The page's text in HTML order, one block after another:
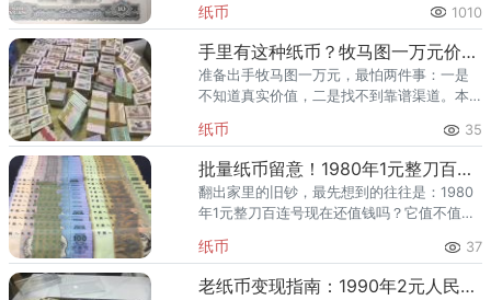
市场，流通时间长达三十余年。这张纸币不
仅在经济
纸币 1010
手里有这种纸币？牧马图一万元价格，别当零钱花了
准备出手牧马图一万元，最怕两件事：一是
不知道真实价值，二是找不到靠谱渠道。本
给最新回收参考价与上门回收渠道，帮你卖
得明明白白。 一、牧马图一万
纸币 35
批量纸币留意！1980年1元整刀百连号价格，整刀比单张贵很多
翻出家里的旧钞，最先想到的往往是：1980
年1元整刀百连号现在还值钱吗？它值不值得
场表现，其实由几个硬因素决定，下面逐一
说清。 一、19
纸币 37
老纸币变现指南：1990年2元人民币回收价格，正规渠道报价（收藏参考）